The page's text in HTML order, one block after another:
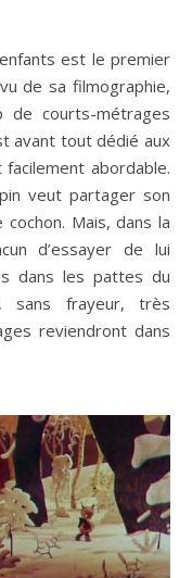
est le premier
de sa filmographie,
de courts-métrages
avant tout dédié aux
abordable.
veut partager son
Mais, dans la
d’essayer de lui
dans les pattes du
sans frayeur, très
reviendront dans